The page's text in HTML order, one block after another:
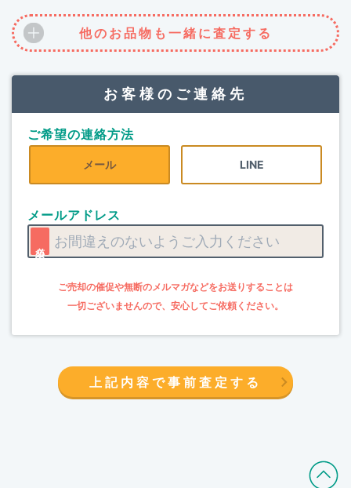
他のお品物も一緒に査定する
お客様のご連絡先
ご希望の連絡方法
メール LINE
メールアドレス
上記内容で事前査定する